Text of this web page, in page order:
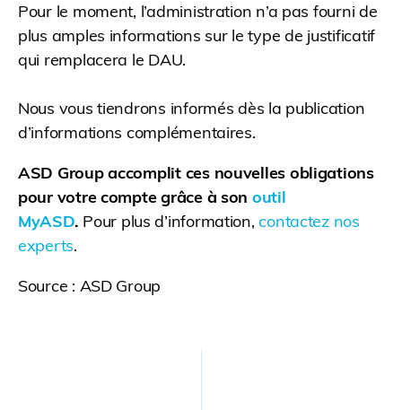
Pour le moment, l’administration n’a pas fourni de
plus amples informations sur le type de justificatif
qui remplacera le DAU.
Nous vous tiendrons informés dès la publication
d’informations complémentaires.
ASD Group accomplit ces nouvelles obligations
pour votre compte grâce à son outil
MyASD. Pour plus d’information,contactez nos
experts.
Source : ASD Group